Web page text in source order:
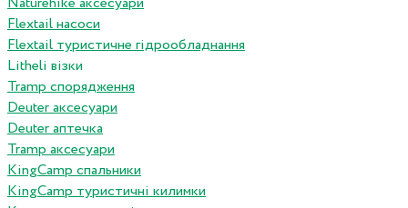
Flextail насоси
Flextail туристичне гідрообладнання
Litheli візки
Tramp спорядження
Deuter аксесуари
Deuter аптечка
Tramp аксесуари
KingCamp спальники
KingCamp туристичні килимки